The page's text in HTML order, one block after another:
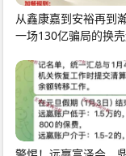
从鑫康嘉到安裕再到
一场130亿骗局的换